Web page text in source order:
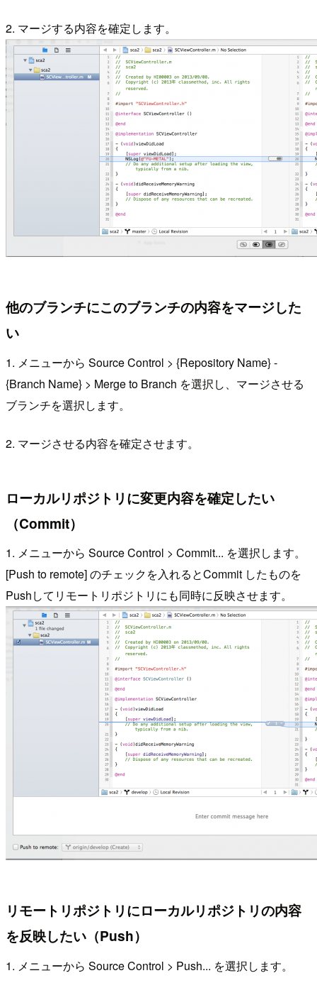
2. マージする内容を確定します。
他のブランチにこのブランチの内容をマージした
い
1. メニューから Source Control > {Repository Name} -
{Branch Name} > Merge to Branch を選択し、マージさせる
ブランチを選択します。
2. マージさせる内容を確定させます。
ローカルリポジトリに変更内容を確定したい
（Commit）
1. メニューから Source Control > Commit... を選択します。
[Push to remote] のチェックを入れるとCommit したものを
Pushしてリモートリポジトリにも同時に反映させます。
リモートリポジトリにローカルリポジトリの内容
を反映したい（Push）
1. メニューから Source Control > Push... を選択します。